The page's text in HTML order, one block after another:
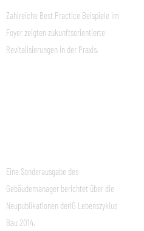
Zahlreiche Best Practice Beispiele im
Foyer zeigten zukunftsorientierte
Revitalisierungen in der Praxis.
Eine Sonderausgabe des
Gebäudemanager berichtet über die
Neupublikationen derIG Lebenszyklus
Bau 2014.